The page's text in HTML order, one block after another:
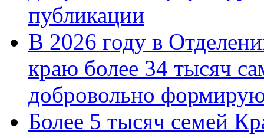
публикации
В 2026 году в
краю более 34 тысяч
добровольно
Более 5 тысяч семей